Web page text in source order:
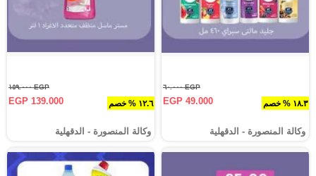
١٨.٣ % خصم
EGP ٦٠.٠٠٠
EGP 49.000
وكالة المنصورة - الدقهلية‎
١٢.٦ % خصم
EGP ١٥٩.٠٠٠
EGP 139.000
وكالة المنصورة - الدقهلية‎